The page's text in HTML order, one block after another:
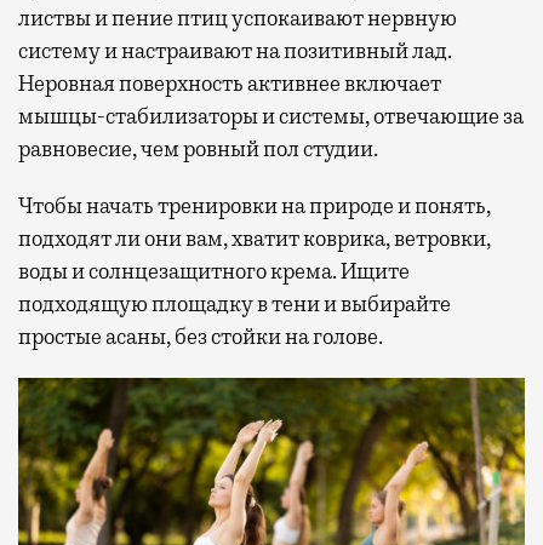
листвы и пение птиц успокаивают нервную
систему и настраивают на позитивный лад.
Неровная поверхность активнее включает
мышцы-стабилизаторы и системы, отвечающие за
равновесие, чем ровный пол студии.
Чтобы начать тренировки на природе и понять,
подходят ли они вам, хватит коврика, ветровки,
воды и солнцезащитного крема. Ищите
подходящую площадку в тени и выбирайте
простые асаны, без стойки на голове.